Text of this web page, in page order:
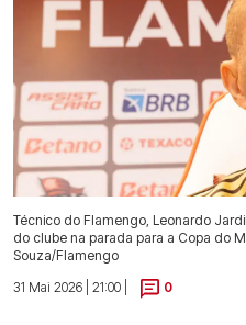
Técnico do Flamengo, Leonardo
do clube na parada para a Copa do
Souza/Flamengo
31 Mai 2026 | 21:00 |
0